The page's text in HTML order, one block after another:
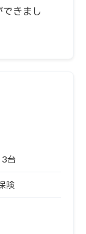
きまし
台
険